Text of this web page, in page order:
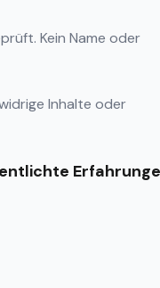
Kein Name oder
Inhalte oder